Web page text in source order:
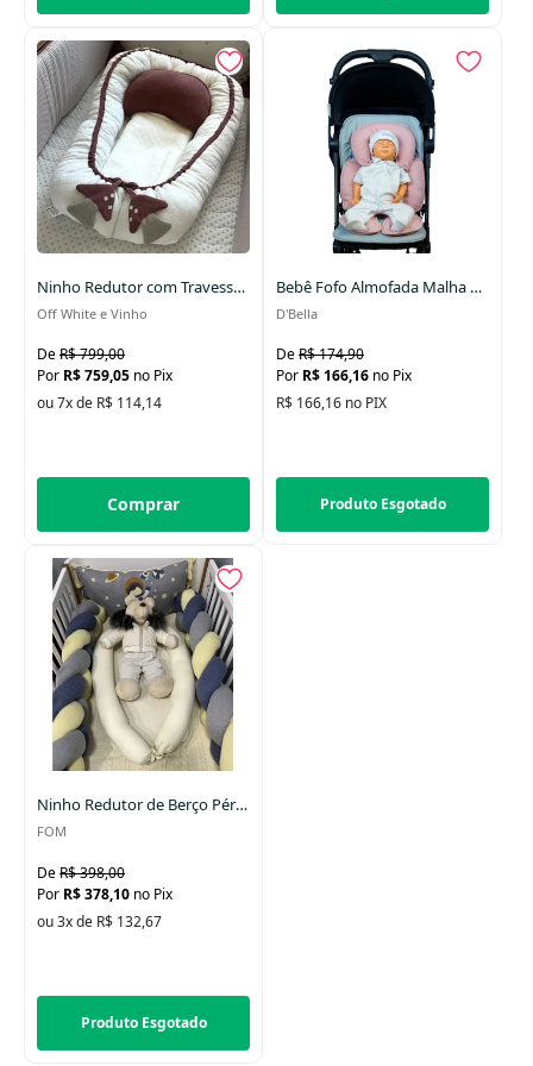
Ninho Redutor com Travesseiro e Manta Pingente de Cogumelo
Off White e Vinho
R$ 799,00
R$ 759,05 no Pix
ou 7x de R$ 114,14
Comprar
Bebê Fofo Almofada Malha Liso
D'Bella
R$ 174,90
R$ 166,16 no Pix
R$ 166,16 no PIX
Produto Esgotado
Ninho Redutor de Berço Pérola
FOM
R$ 398,00
R$ 378,10 no Pix
ou 3x de R$ 132,67
Produto Esgotado